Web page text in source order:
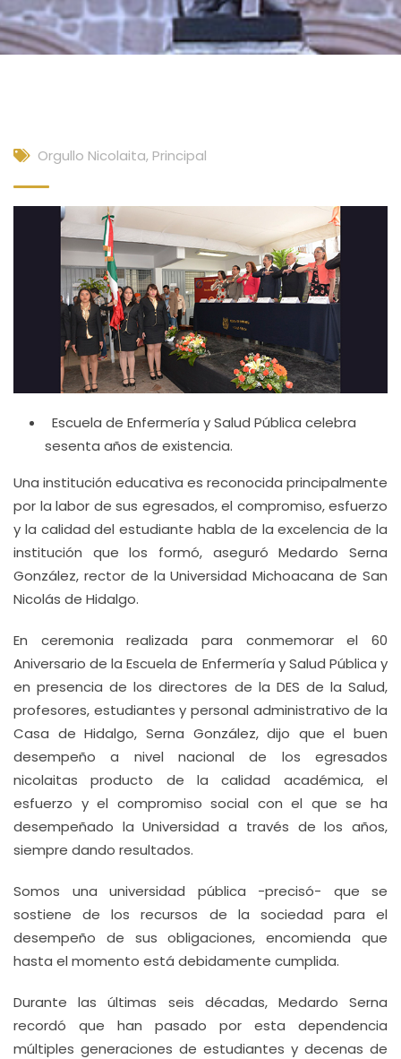
Orgullo Nicolaita, Principal
Escuela de Enfermería y Salud Pública celebra
sesenta años de existencia.
Una institución educativa es reconocida principalmente
por la labor de sus egresados, el compromiso, esfuerzo
y la calidad del estudiante habla de la excelencia de la
institución que los formó, aseguró Medardo Serna
González, rector de la Universidad Michoacana de San
Nicolás de Hidalgo.
En ceremonia realizada para conmemorar el 60
Aniversario de la Escuela de Enfermería y Salud Pública y
en presencia de los directores de la DES de la Salud,
profesores, estudiantes y personal administrativo de la
Casa de Hidalgo, Serna González, dijo que el buen
desempeño a nivel nacional de los egresados
nicolaitas producto de la calidad académica, el
esfuerzo y el compromiso social con el que se ha
desempeñado la Universidad a través de los años,
siempre dando resultados.
Somos una universidad pública -precisó- que se
sostiene de los recursos de la sociedad para el
desempeño de sus obligaciones, encomienda que
hasta el momento está debidamente cumplida.
Durante las últimas seis décadas, Medardo Serna
recordó que han pasado por esta dependencia
múltiples generaciones de estudiantes y decenas de